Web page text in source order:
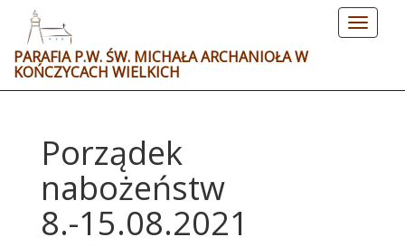
Toggle
PARAFIA P.W. ŚW. MICHAŁA ARCHANIOŁA W
KOŃCZYCACH WIELKICH
Porządek
nabożeństw
8.-15.08.2021